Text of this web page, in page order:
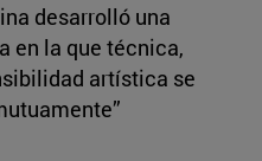
desarrolló una
en la que técnica,
artística se